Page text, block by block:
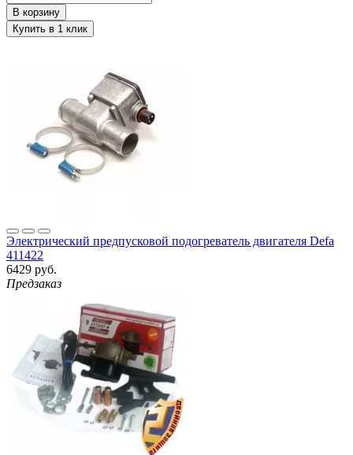
Электрический предпусковой подогреватель двигателя Defa
411422
6429 руб.
Предзаказ